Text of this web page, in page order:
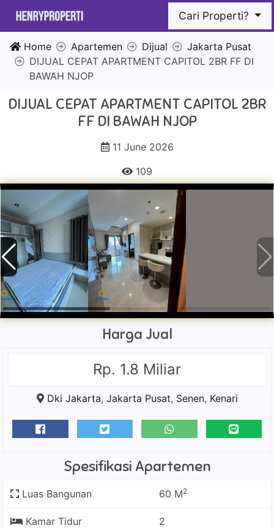
Cari Properti?
Home Apartemen Dijual
Jakarta Pusat
DIJUAL CEPAT APARTMENT CAPITOL 2BR FF DI
BAWAH NJOP
DIJUAL CEPAT APARTMENT CAPITOL 2BR
FF DI BAWAH NJOP
11 June 2026
109
Harga Jual
Rp. 1.8 Miliar
Dki Jakarta, Jakarta Pusat, Senen, Kenari
Spesifikasi Apartemen
Luas Bangunan 60 M2
Kamar Tidur 2